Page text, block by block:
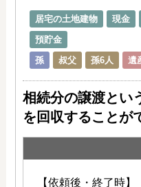
居宅の土地建物 現金
預貯金
孫
叔父 孫6人 遺
相続分の譲渡とい
を回収することが
【依頼後・終了時】